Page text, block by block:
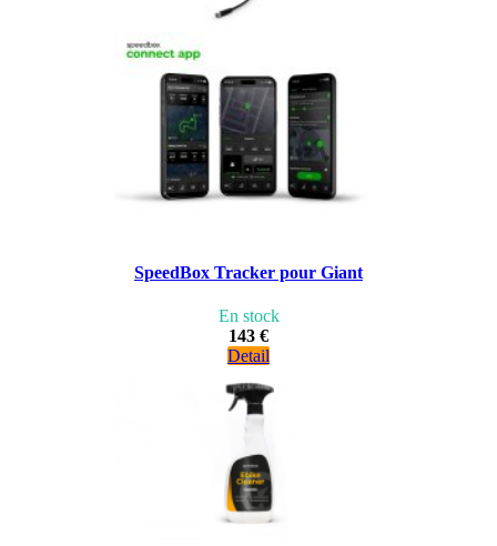
SpeedBox Tracker pour Giant
En stock
143 €
Detail